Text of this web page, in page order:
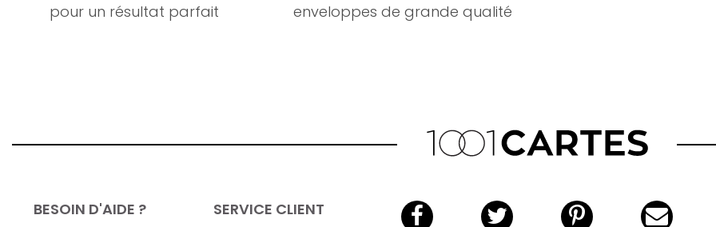
pour un résultat parfait
enveloppes de grande qualité
BESOIN D'AIDE ? SERVICE CLIENT